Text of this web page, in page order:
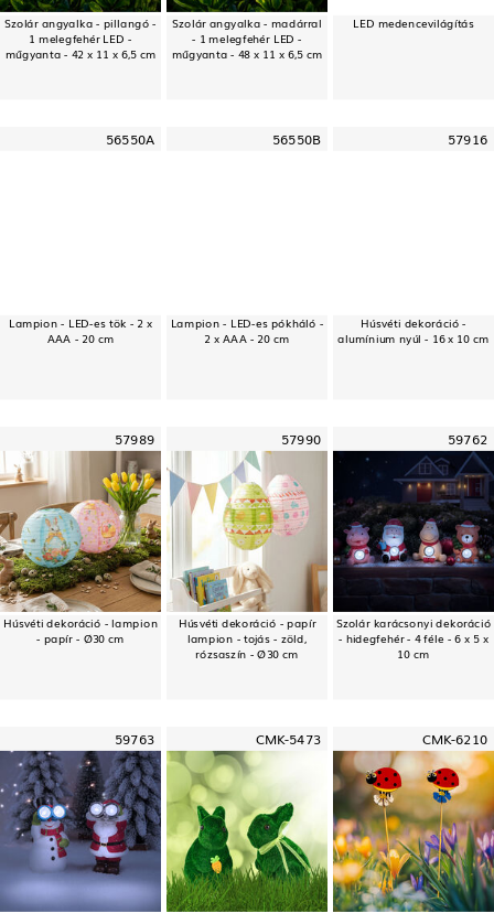
Szolár angyalka - pillangó -
1 melegfehér LED -
műgyanta - 42 x 11 x 6,5 cm
Szolár angyalka - madárral
- 1 melegfehér LED -
műgyanta - 48 x 11 x 6,5 cm
LED medencevilágítás
56550A
Lampion - LED-es tök - 2 x
AAA - 20 cm
56550B
Lampion - LED-es pókháló -
2 x AAA - 20 cm
57916
Húsvéti dekoráció -
alumínium nyúl - 16 x 10 cm
57989
Húsvéti dekoráció - lampion
- papír - Ø30 cm
57990
Húsvéti dekoráció - papír
lampion - tojás - zöld,
rózsaszín - Ø30 cm
59762
Szolár karácsonyi dekoráció
- hidegfehér - 4 féle - 6 x 5 x
10 cm
59763 CMK-5473 CMK-6210